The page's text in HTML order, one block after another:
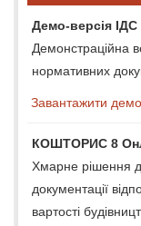
Демо-версія
Демонстраційна
нормативних
Завантажити
КОШТОРИС 8
Хмарне рішення
документації
вартості